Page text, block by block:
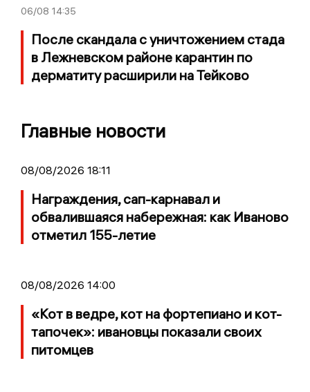
06/08 14:35
После скандала с уничтожением стада
в Лежневском районе карантин по
дерматиту расширили на Тейково
Главные новости
08/08/2026 18:11
Награждения, сап-карнавал и
обвалившаяся набережная: как Иваново
отметил 155-летие
08/08/2026 14:00
«Кот в ведре, кот на фортепиано и кот-
тапочек»: ивановцы показали своих
питомцев